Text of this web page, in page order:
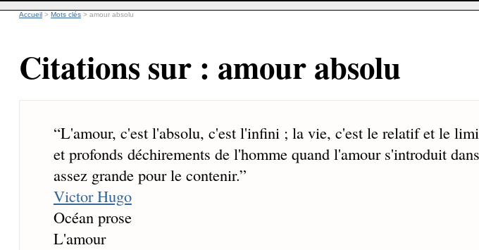
Accueil > Mots clés > amour absolu
Citations sur : amour absolu
“L'amour, c'est l'absolu, c'est l'infini ; la vie, c'est le relatif et le
et profonds déchirements de l'homme quand l'amour s'introduit
assez grande pour le contenir.”
Victor Hugo
Océan prose
L'amour